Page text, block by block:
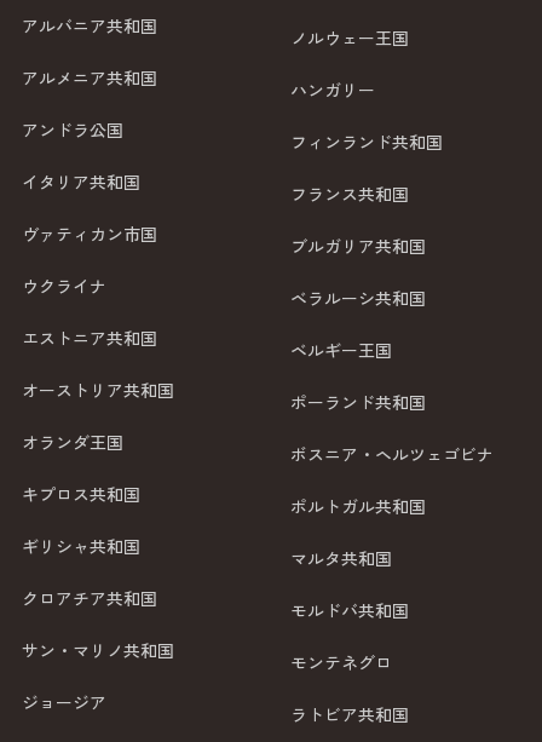
アルバニア共和国
アルメニア共和国
アンドラ公国
イタリア共和国
ヴァティカン市国
ウクライナ
エストニア共和国
オーストリア共和国
オランダ王国
キプロス共和国
ギリシャ共和国
クロアチア共和国
サン・マリノ共和国
ジョージア
ノルウェー王国
ハンガリー
フィンランド共和国
フランス共和国
ブルガリア共和国
ベラルーシ共和国
ベルギー王国
ポーランド共和国
ボスニア・ヘルツェゴビナ
ポルトガル共和国
マルタ共和国
モルドバ共和国
モンテネグロ
ラトビア共和国